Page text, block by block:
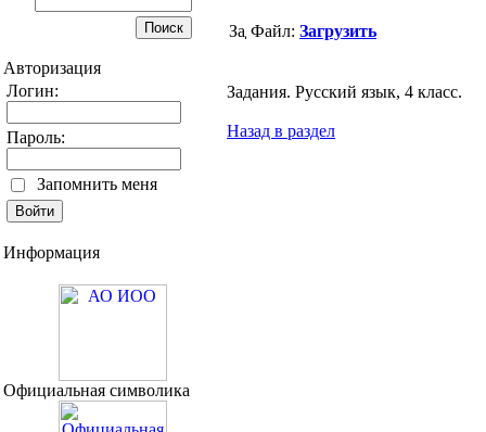
Авторизация
Логин:
Пароль:
Запомнить меня
Информация
Официальная символика
Файл: Загрузить
Задания. Русский язык, 4 класс.
Назад в раздел